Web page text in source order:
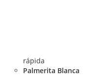
rápida
Palmerita Blanca